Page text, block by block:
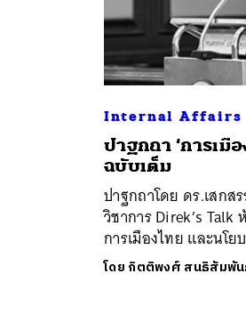
Internal Affairs
ปาฐกถา ‘การเมื
ฉบับเต็ม
ปาฐกถาโดย ดร.เสกส
วิชาการ Direk’s Talk
การเมืองไทย และนโย
โดย กิตติพงศ์ สนธิสัมพั